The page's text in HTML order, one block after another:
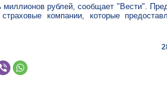
миллионов рублей, сообщает "Вести".
компании, которые